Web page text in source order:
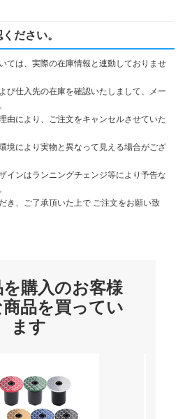
ださい。
ては、実際の在庫情報と連動しておりませ
び仕入先の在庫を確認いたしまして、メー
由により、ご注文をキャンセルさせていた
境により実物と異なって見える場合がござ
インはランニングチェンジ等により予告な
き、ご了承頂いた上で ご注文をお願い致
購入のお客様
品を買ってい
ます